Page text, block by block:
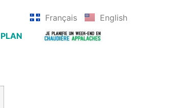
Français
English
PLAN